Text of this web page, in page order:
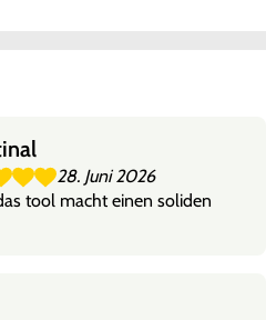
28. Juni 2026
tool macht einen soliden